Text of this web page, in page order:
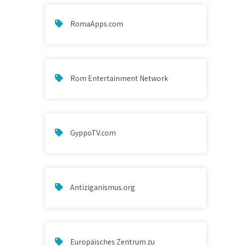
RomaApps.com
Rom Entertainment Network
GyppoTV.com
Antiziganismus.org
Europäisches Zentrum zu